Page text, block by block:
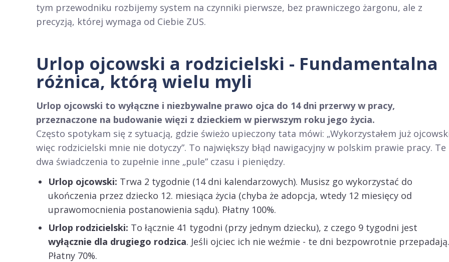
tym przewodniku rozbijemy system na czynniki pierwsze, bez prawniczego żargonu, ale z
precyzją, której wymaga od Ciebie ZUS.
Urlop ojcowski a rodzicielski - Fundamentalna
różnica, którą wielu myli
Urlop ojcowski to wyłączne i niezbywalne prawo ojca do 14 dni przerwy w pracy,
przeznaczone na budowanie więzi z dzieckiem w pierwszym roku jego życia.
Często spotykam się z sytuacją, gdzie świeżo upieczony tata mówi: „Wykorzystałem już
więc rodzicielski mnie nie dotyczy”. To największy błąd nawigacyjny w polskim prawie pracy. Te
dwa świadczenia to zupełnie inne „pule” czasu i pieniędzy.
Urlop ojcowski: Trwa 2 tygodnie (14 dni kalendarzowych). Musisz go wykorzystać do
ukończenia przez dziecko 12. miesiąca życia (chyba że adopcja, wtedy 12 miesięcy od
uprawomocnienia postanowienia sądu). Płatny 100%.
Urlop rodzicielski: To łącznie 41 tygodni (przy jednym dziecku), z czego 9 tygodni jest
wyłącznie dla drugiego rodzica. Jeśli ojciec ich nie weźmie - te dni bezpowrotnie przepadają.
Płatny 70%.